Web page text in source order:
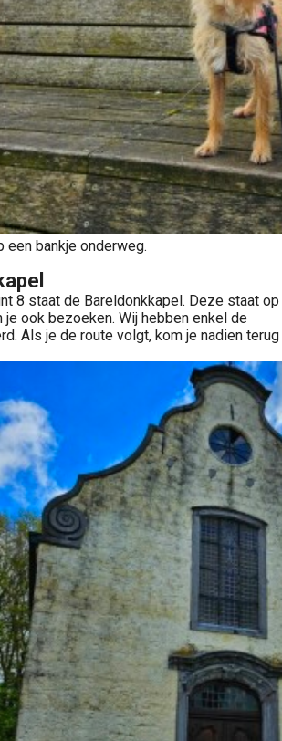
een bankje onderweg.
8 staat de Bareldonkkapel. Deze staat op
je ook bezoeken. Wij hebben enkel de
Als je de route volgt, kom je nadien terug